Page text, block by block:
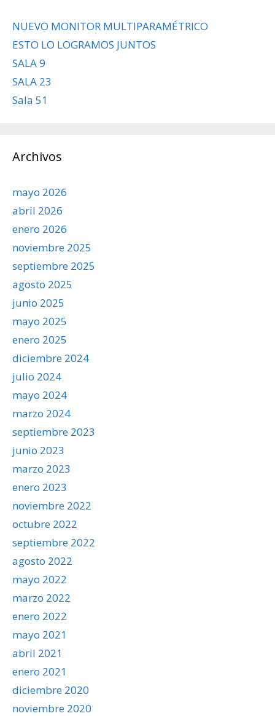
NUEVO MONITOR MULTIPARAMÉTRICO
ESTO LO LOGRAMOS JUNTOS
SALA 9
SALA 23
Sala 51
Archivos
mayo 2026
abril 2026
enero 2026
noviembre 2025
septiembre 2025
agosto 2025
junio 2025
mayo 2025
enero 2025
diciembre 2024
julio 2024
mayo 2024
marzo 2024
septiembre 2023
junio 2023
marzo 2023
enero 2023
noviembre 2022
octubre 2022
septiembre 2022
agosto 2022
mayo 2022
marzo 2022
enero 2022
mayo 2021
abril 2021
enero 2021
diciembre 2020
noviembre 2020